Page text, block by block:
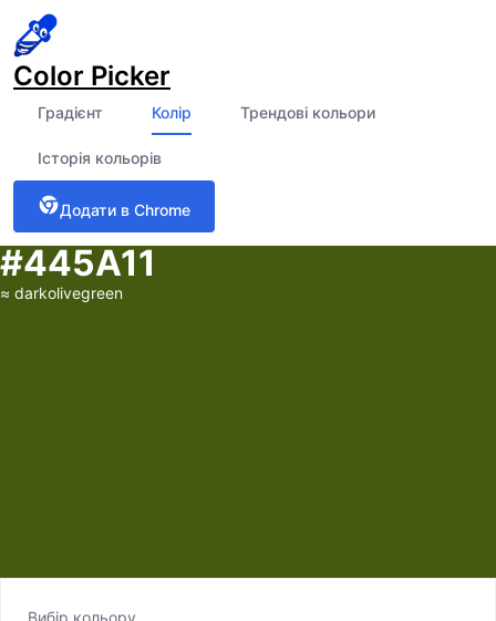
Color Picker
Градієнт Колір Трендові кольори
Історія кольорів
Додати в Chrome
#445A11
≈ darkolivegreen
Вибір кольору